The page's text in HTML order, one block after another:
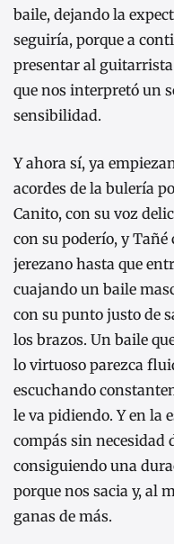
baile, dejando la
seguiría, porque a
presentar al guitarrista
que nos interpretó un
sensibilidad.
Y ahora sí, ya
acordes de la bulería
Canito, con su voz
con su poderío, y
jerezano hasta que
cuajando un baile
con su punto justo de
los brazos. Un baile
lo virtuoso parezca
escuchando
le va pidiendo. Y en la
compás sin necesidad
consiguiendo una
porque nos sacia y, al
ganas de más.